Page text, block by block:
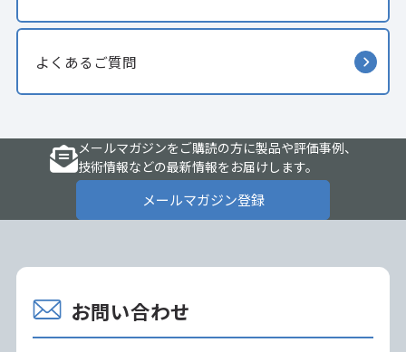
よくあるご質問
メールマガジンをご購読の方に製品や評価事例、
技術情報などの最新情報をお届けします。
メールマガジン登録
お問い合わせ